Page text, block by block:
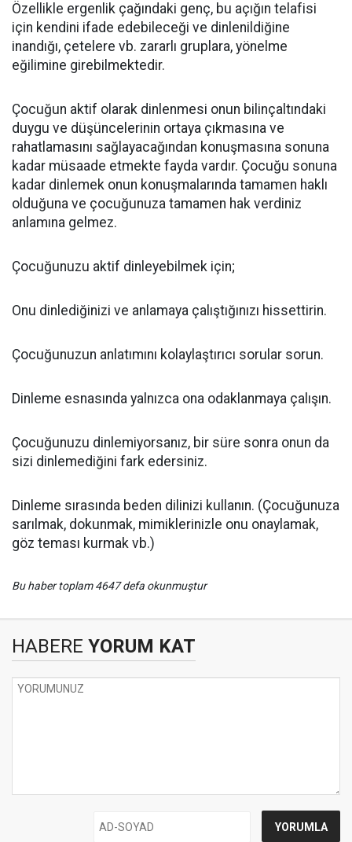
Özellikle ergenlik çağındaki genç, bu açığın telafisi
için kendini ifade edebileceği ve dinlenildiğine
inandığı, çetelere vb. zararlı gruplara, yönelme
eğilimine girebilmektedir.
Çocuğun aktif olarak dinlenmesi onun bilinçaltındaki
duygu ve düşüncelerinin ortaya çıkmasına ve
rahatlamasını sağlayacağından konuşmasına sonuna
kadar müsaade etmekte fayda vardır. Çocuğu sonuna
kadar dinlemek onun konuşmalarında tamamen haklı
olduğuna ve çocuğunuza tamamen hak verdiniz
anlamına gelmez.
Çocuğunuzu aktif dinleyebilmek için;
Onu dinlediğinizi ve anlamaya çalıştığınızı hissettirin.
Çocuğunuzun anlatımını kolaylaştırıcı sorular sorun.
Dinleme esnasında yalnızca ona odaklanmaya çalışın.
Çocuğunuzu dinlemiyorsanız, bir süre sonra onun da
sizi dinlemediğini fark edersiniz.
Dinleme sırasında beden dilinizi kullanın. (Çocuğunuza
sarılmak, dokunmak, mimiklerinizle onu onaylamak,
göz teması kurmak vb.)
Bu haber toplam 4647 defa okunmuştur
HABERE YORUM KAT